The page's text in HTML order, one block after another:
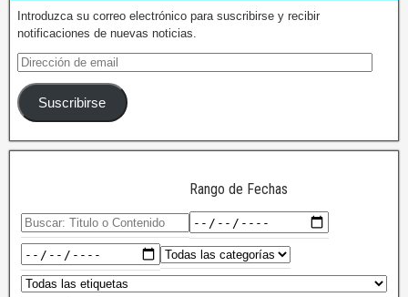
Introduzca su correo electrónico para suscribirse y recibir
notificaciones de nuevas noticias.
Suscribirse
Rango de Fechas